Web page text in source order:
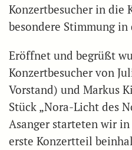
Konzertbesucher in die
besondere Stimmung
Eröffnet und begrüßt
Konzertbesucher von
Vorstand) und Markus
Stück „Nora-Licht des
Asanger starteten wir
erste Konzertteil